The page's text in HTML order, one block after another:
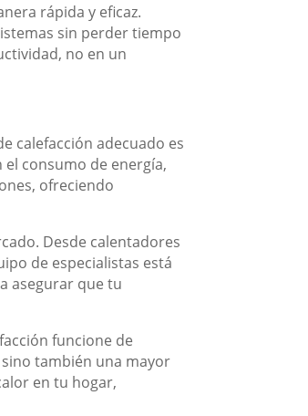
rápida y eficaz.
sin perder tiempo
no en un
calefacción adecuado es
consumo de energía,
ofreciendo
Desde calentadores
de especialistas está
asegurar que tu
funcione de
también una mayor
en tu hogar,